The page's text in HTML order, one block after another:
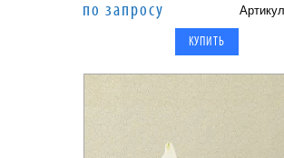
по запросу